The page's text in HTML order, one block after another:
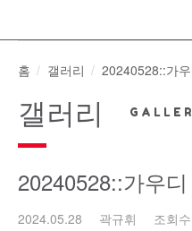
content
홈
갤러리 20240528::가
갤러리
20240528::가우
2024.05.28 곽규휘 조회